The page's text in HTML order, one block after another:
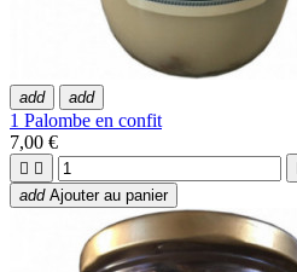
add add
1 Palombe en confit
7,00 €
 
add Ajouter au panier